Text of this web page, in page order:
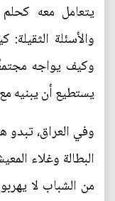
يتعامل معه
والأسئلة
وكيف يواجه
يستطيع أن يبنيه
وفي العراق،
البطالة وغلاء
من الشباب لا